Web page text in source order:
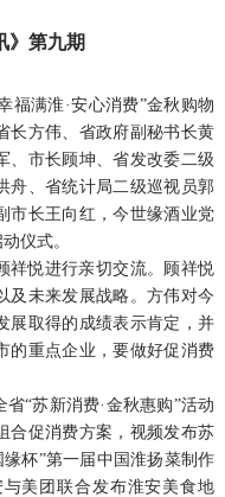
》第九期
福满淮·安心消费”金秋购物
长方伟、省政府副秘书长黄
、市长顾坤、省发改委二级
舟、省统计局二级巡视员郭
市长王向红，今世缘酒业党
仪式。
祥悦进行亲切交流。顾祥悦
及未来发展战略。方伟对今
展取得的成绩表示肯定，并
的重点企业，要做好促消费
“苏新消费·金秋惠购”活动
合促消费方案，视频发布苏
缘杯”第一届中国淮扬菜制作
美团联合发布淮安美食地